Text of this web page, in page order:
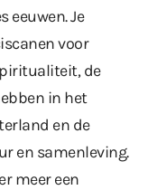
eeuwen. Je
voor
de
in het
en de
en samenleving.
meer een